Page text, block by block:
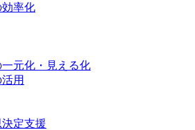
率化
元化・見える化
用
定支援